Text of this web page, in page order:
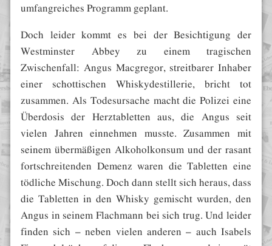
umfangreiches Programm geplant.
Doch leider kommt es bei der Besichtigung der
Westminster Abbey zu einem tragischen
Zwischenfall: Angus Macgregor, streitbarer Inhaber
einer schottischen Whiskydestillerie, bricht tot
zusammen. Als Todesursache macht die Polizei eine
Überdosis der Herztabletten aus, die Angus seit
vielen Jahren einnehmen musste. Zusammen mit
seinem übermäßigen Alkoholkonsum und der rasant
fortschreitenden Demenz waren die Tabletten eine
tödliche Mischung. Doch dann stellt sich heraus, dass
die Tabletten in den Whisky gemischt wurden, den
Angus in seinem Flachmann bei sich trug. Und leider
finden sich – neben vielen anderen – auch Isabels